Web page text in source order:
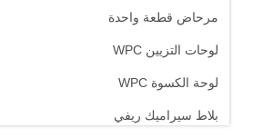
مرحاض قطعة واحدة
لوحات التزيين WPC
لوحة الكسوة WPC
بلاط سيراميك ريفي